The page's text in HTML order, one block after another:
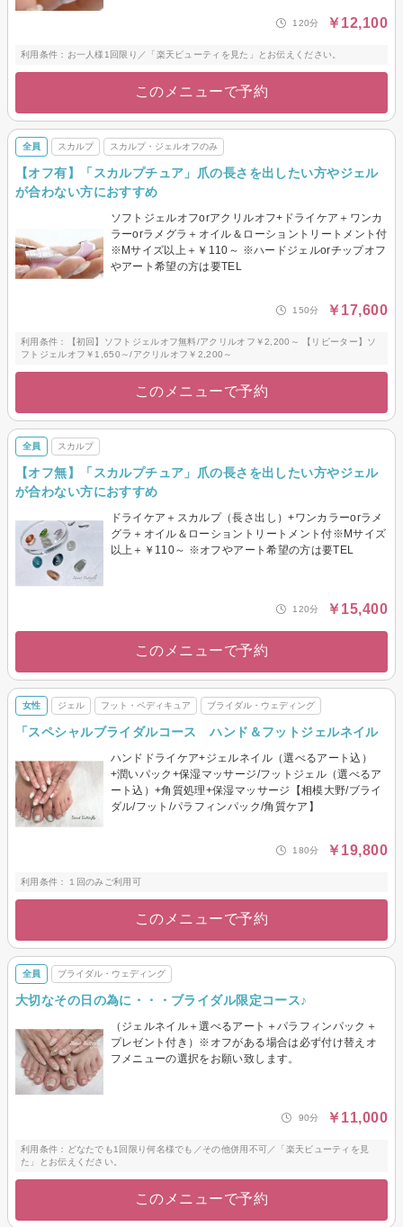
120分 ￥12,100
利用条件：お一人様1回限り／「楽天ビューティを見た」とお伝えください。
このメニューで予約
全員 スカルプ スカルプ・ジェルオフのみ
【オフ有】「スカルプチュア」爪の長さを出したい方やジェル
が合わない方におすすめ
ソフトジェルオフorアクリルオフ+ドライケア＋ワンカ
ラーorラメグラ＋オイル＆ローショントリートメント付
※Mサイズ以上＋￥110～ ※ハードジェルorチップオフ
やアート希望の方は要TEL
150分 ￥17,600
利用条件：【初回】ソフトジェルオフ無料/アクリルオフ￥2,200～ 【リピーター】ソ
フトジェルオフ￥1,650～/アクリルオフ￥2,200～
このメニューで予約
全員 スカルプ
【オフ無】「スカルプチュア」爪の長さを出したい方やジェル
が合わない方におすすめ
ドライケア＋スカルプ（長さ出し）+ワンカラーorラメ
グラ＋オイル＆ローショントリートメント付※Mサイズ
以上＋￥110～ ※オフやアート希望の方は要TEL
120分 ￥15,400
このメニューで予約
女性 ジェル フット・ペディキュア ブライダル・ウェディング
「スペシャルブライダルコース ハンド＆フットジェルネイル
ハンドドライケア+ジェルネイル（選べるアート込）
+潤いパック+保湿マッサージ/フットジェル（選べるア
ート込）+角質処理+保湿マッサージ【相模大野/ブライ
ダル/フット/パラフィンパック/角質ケア】
180分 ￥19,800
利用条件：１回のみご利用可
このメニューで予約
全員 ブライダル・ウェディング
大切なその日の為に・・・ブライダル限定コース♪
（ジェルネイル＋選べるアート＋パラフィンパック＋
プレゼント付き）※オフがある場合は必ず付け替えオ
フメニューの選択をお願い致します。
90分 ￥11,000
利用条件：どなたでも1回限り何名様でも／その他併用不可／「楽天ビューティを見
た」とお伝えください。
このメニューで予約